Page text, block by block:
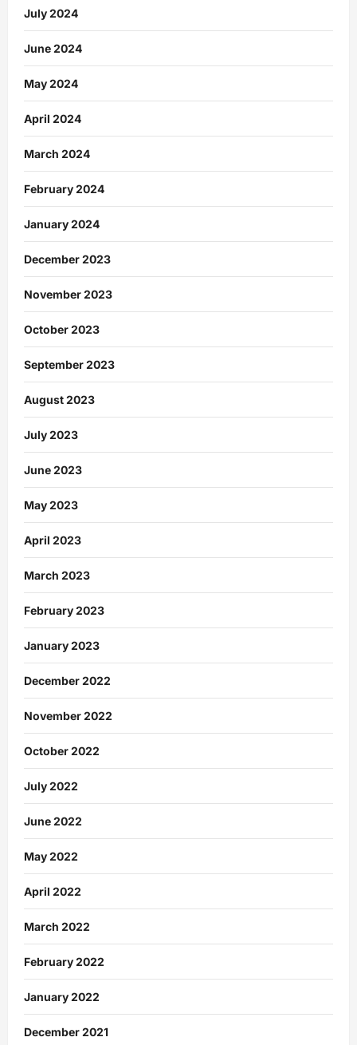
July 2024
June 2024
May 2024
April 2024
March 2024
February 2024
January 2024
December 2023
November 2023
October 2023
September 2023
August 2023
July 2023
June 2023
May 2023
April 2023
March 2023
February 2023
January 2023
December 2022
November 2022
October 2022
July 2022
June 2022
May 2022
April 2022
March 2022
February 2022
January 2022
December 2021